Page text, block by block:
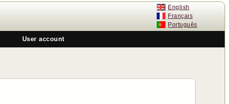
English
Français
Português
User account